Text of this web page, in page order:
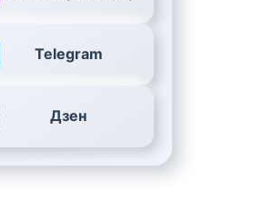
Telegram
Дзен